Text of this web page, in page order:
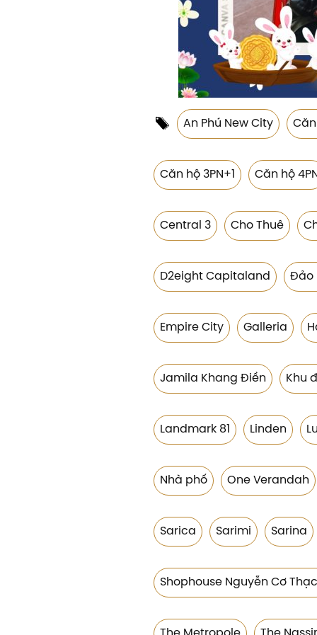
An Phú New City
Căn hộ 3PN+1 Căn hộ
Central 3 Cho Thuê
D2eight Capitaland Đảo
Empire City Galleria
Jamila Khang Điền Khu
Landmark 81 Linden
Nhà phố One Verandah
Sarica Sarimi Sarina
Shophouse Nguyễn Cơ